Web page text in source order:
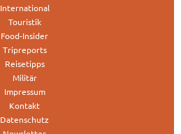
International
Touristik
Food-Insider
Tripreports
Reisetipps
Militär
Impressum
Kontakt
Datenschutz